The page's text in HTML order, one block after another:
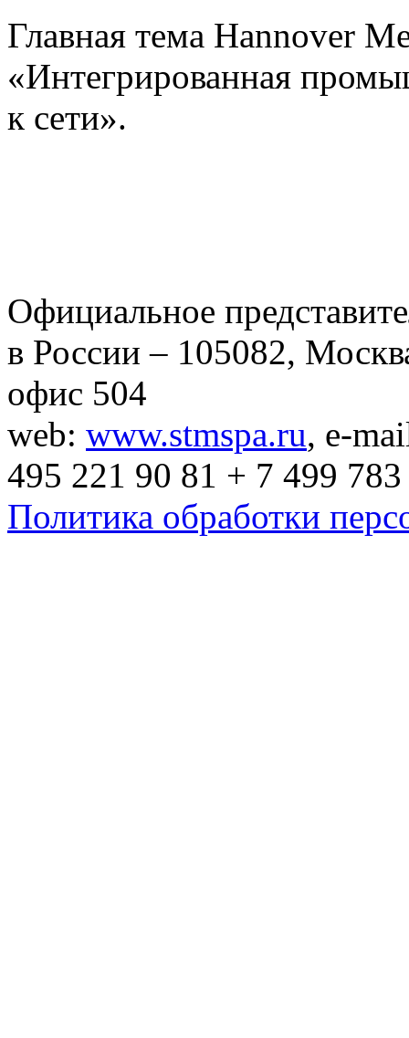
Главная тема Hannover
«Интегрированная
к сети».
Официальное
в России – 105082,
офис 504
web: www.stmspa.ru, e-
495 221 90 81 + 7 499
Политика обработки